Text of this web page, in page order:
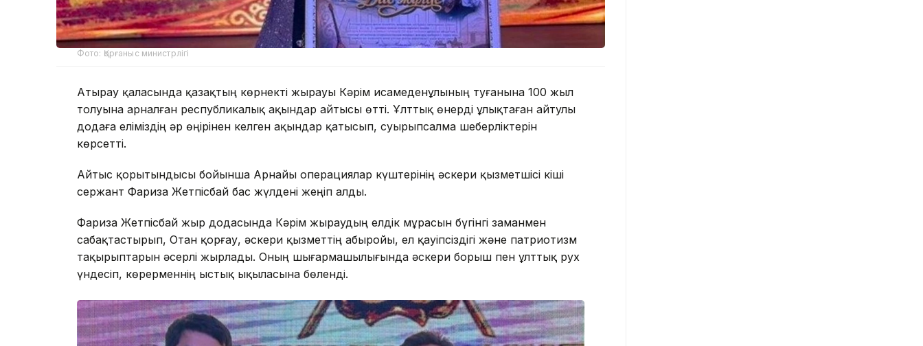
Фото: Қорғаныс министрлігі
Атырау қаласында қазақтың көрнекті жырауы Кәрім Қисамеденұлының туғанына 100 жыл
толуына арналған республикалық ақындар айтысы өтті. Ұлттық өнерді ұлықтаған айтулы
додаға еліміздің әр өңірінен келген ақындар қатысып, суырыпсалма шеберліктерін
көрсетті.
Айтыс қорытындысы бойынша Арнайы операциялар күштерінің әскери қызметшісі кіші
сержант Фариза Жетпісбай бас жүлдені жеңіп алды.
Фариза Жетпісбай жыр додасында Кәрім жыраудың елдік мұрасын бүгінгі заманмен
сабақтастырып, Отан қорғау, әскери қызметтің абыройы, ел қауіпсіздігі және патриотизм
тақырыптарын әсерлі жырлады. Оның шығармашылығында әскери борыш пен ұлттық рух
үндесіп, көрерменнің ыстық ықыласына бөленді.